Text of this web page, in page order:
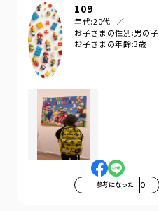
109
年代:20代
お子さまの性別:男の子
お子さまの年齢:3歳
参考になった 0